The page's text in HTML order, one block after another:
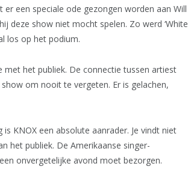
een speciale ode gezongen worden aan Will
deze show niet mocht spelen. Zo werd ‘White
los op het podium.
het publiek. De connectie tussen artiest
om nooit te vergeten. Er is gelachen,
KNOX een absolute aanrader. Je vindt niet
het publiek. De Amerikaanse singer-
onvergetelijke avond moet bezorgen.